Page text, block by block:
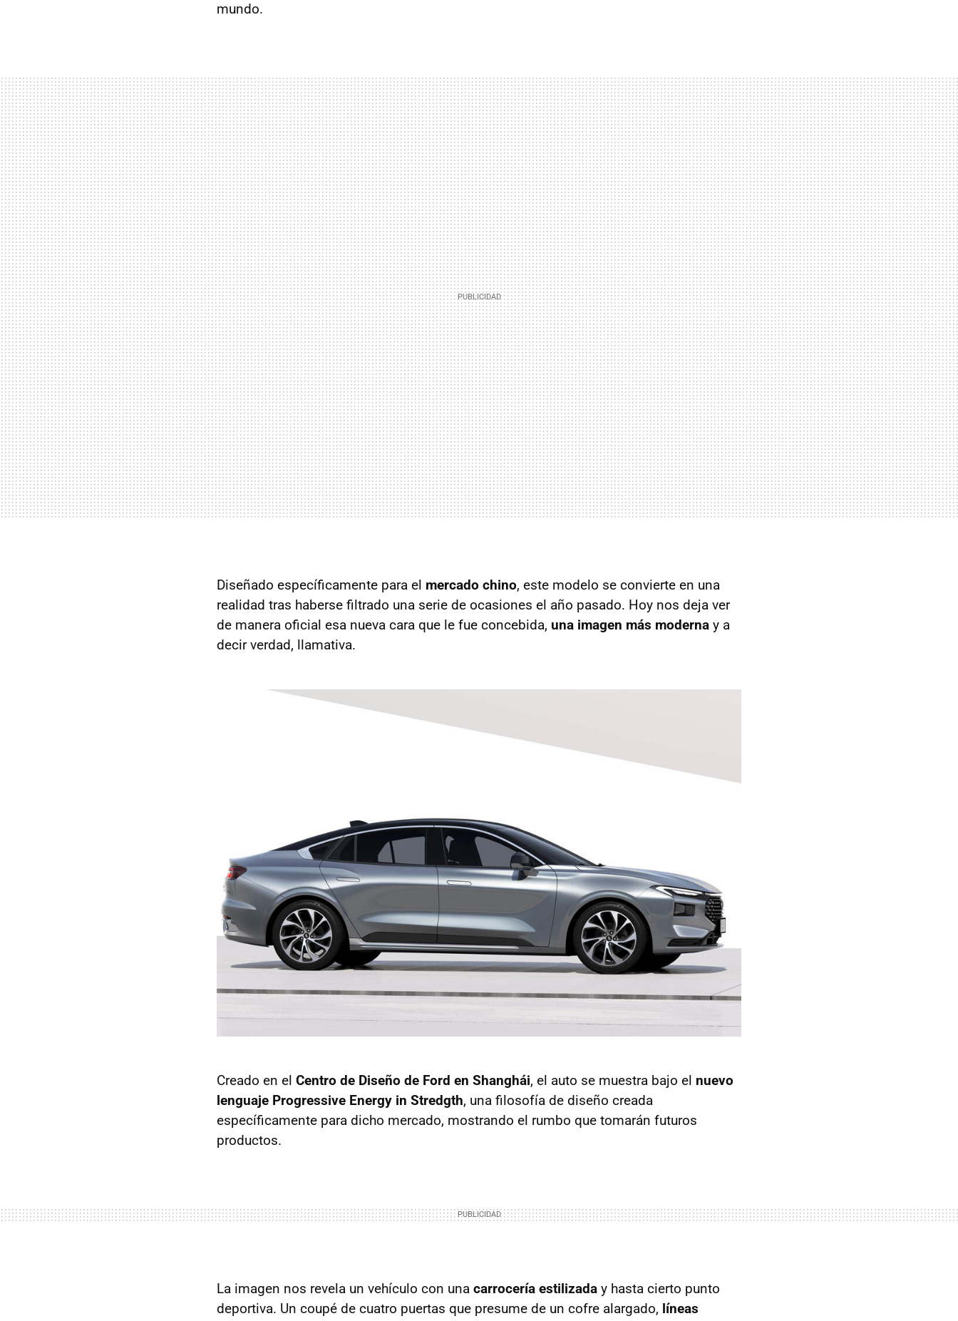
mundo.
Diseñado específicamente para el mercado chino, este modelo se convierte en una
realidad tras haberse filtrado una serie de ocasiones el año pasado. Hoy nos deja ver
de manera oficial esa nueva cara que le fue concebida, una imagen más moderna y a
decir verdad, llamativa.
Creado en el Centro de Diseño de Ford en Shanghái, el auto se muestra bajo el nuevo
lenguaje Progressive Energy in Stredgth, una filosofía de diseño creada
específicamente para dicho mercado, mostrando el rumbo que tomarán futuros
productos.
La imagen nos revela un vehículo con una carrocería estilizada y hasta cierto punto
deportiva. Un coupé de cuatro puertas que presume de un cofre alargado, líneas